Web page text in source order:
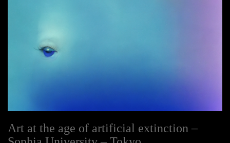
Art at the age of artificial extinction –